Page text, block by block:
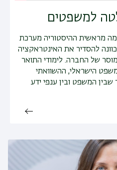
למשפטים
מראשית ההיסטוריה מערכת
להסדיר את האינטראקציה
של החברה. לימודי התואר
הישראלי, ההשוואתי
שבין המשפט ובין ענפי ידע